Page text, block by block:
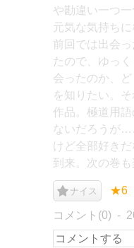
や勘違い一つ
元気な気持ち
前回では出会
たので、ゆっ
会ったのか、
を知りたい。
作品。極道用
ないだろうが
けど全部好き
到来。次の巻も
ナイス ★6
コメント(0)